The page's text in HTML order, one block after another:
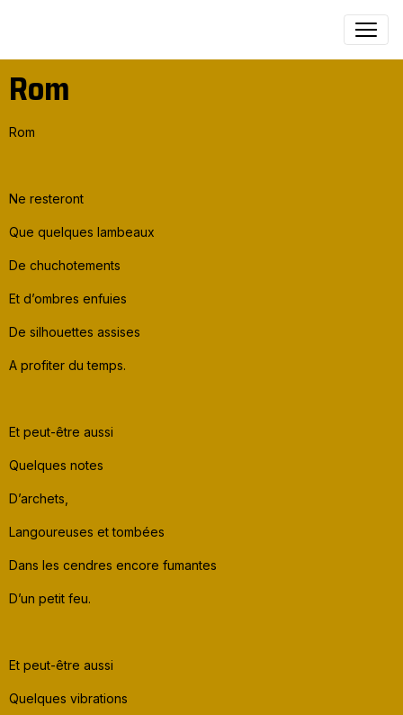
Rom
Rom
Ne resteront
Que quelques lambeaux
De chuchotements
Et d’ombres enfuies
De silhouettes assises
A profiter du temps.
Et peut-être aussi
Quelques notes
D’archets,
Langoureuses et tombées
Dans les cendres encore fumantes
D’un petit feu.
Et peut-être aussi
Quelques vibrations